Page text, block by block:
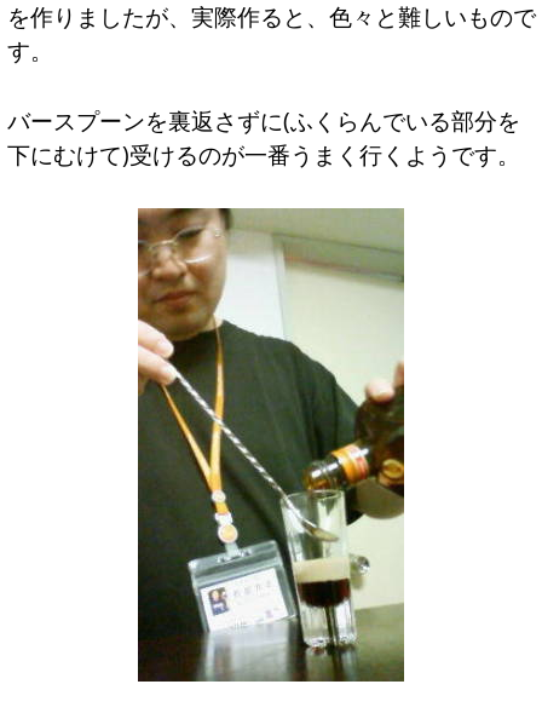
を作りましたが、実際作ると、色々と難しいもので
す。
バースプーンを裏返さずに(ふくらんでいる部分を
下にむけて)受けるのが一番うまく行くようです。